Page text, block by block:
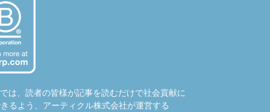
は、読者の皆様が記事を読むだけで社会貢献に
るよう、アーティクル株式会社が運営する